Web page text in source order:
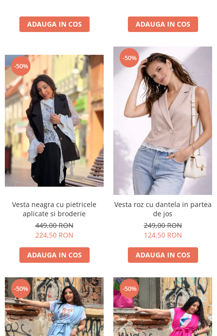
ADAUGA IN COS ADAUGA IN COS
-50%
Vesta neagra cu pietricele
aplicate si broderie
449,00 RON
224,50 RON
ADAUGA IN COS
-50%
Vesta roz cu dantela in partea
de jos
249,00 RON
124,50 RON
ADAUGA IN COS
-50% -50%